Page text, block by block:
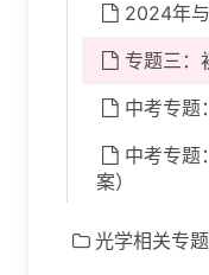
2024年
专题三：
中考专题
中考专题
案）
光学相关专题